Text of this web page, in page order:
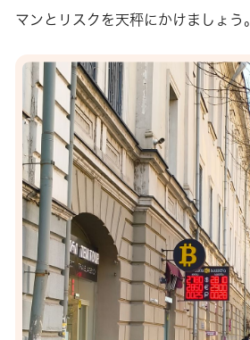
マンとリスクを天秤にかけましょう。